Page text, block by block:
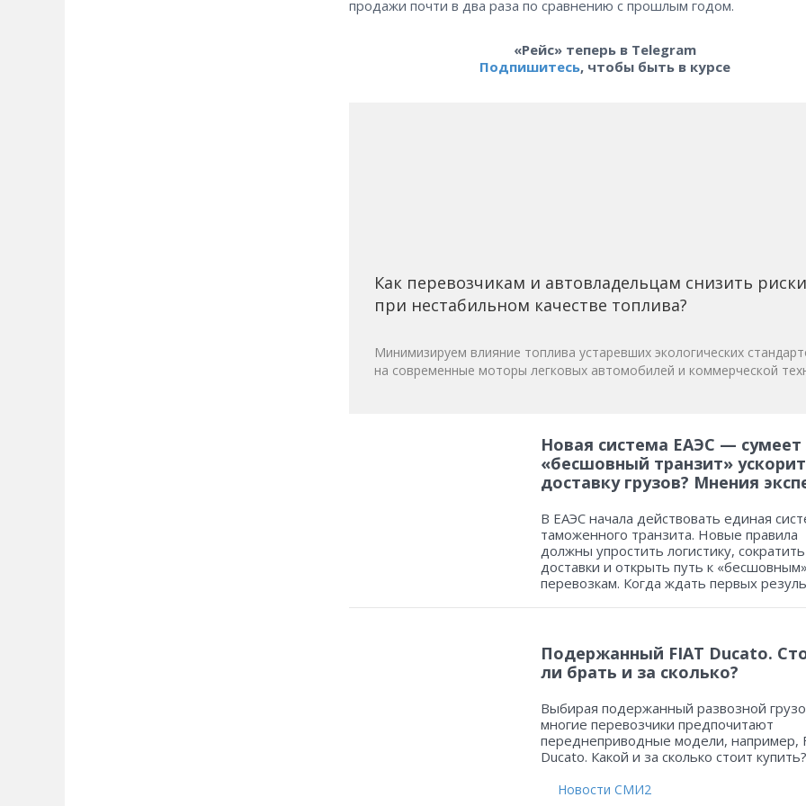
продажи почти в два раза по сравнению с прошлым годом.
«Рейс» теперь в Telegram
Подпишитесь, чтобы быть в курсе
Как перевозчикам и автовладельцам снизить риски
при нестабильном качестве топлива?
Минимизируем влияние топлива устаревших экологических
на современные моторы легковых автомобилей и коммерческой
Новая система ЕАЭС — сумеет
«бесшовный транзит»
доставку грузов? Мнения
В ЕАЭС начала действовать единая
таможенного транзита. Новые правила
должны упростить логистику,
доставки и открыть путь к «бесшовным»
перевозкам. Когда ждать первых
Подержанный FIAT Ducato.
ли брать и за сколько?
Выбирая подержанный развозной
многие перевозчики предпочитают
переднеприводные модели, например,
Ducato. Какой и за сколько стоит купить?
Новости СМИ2